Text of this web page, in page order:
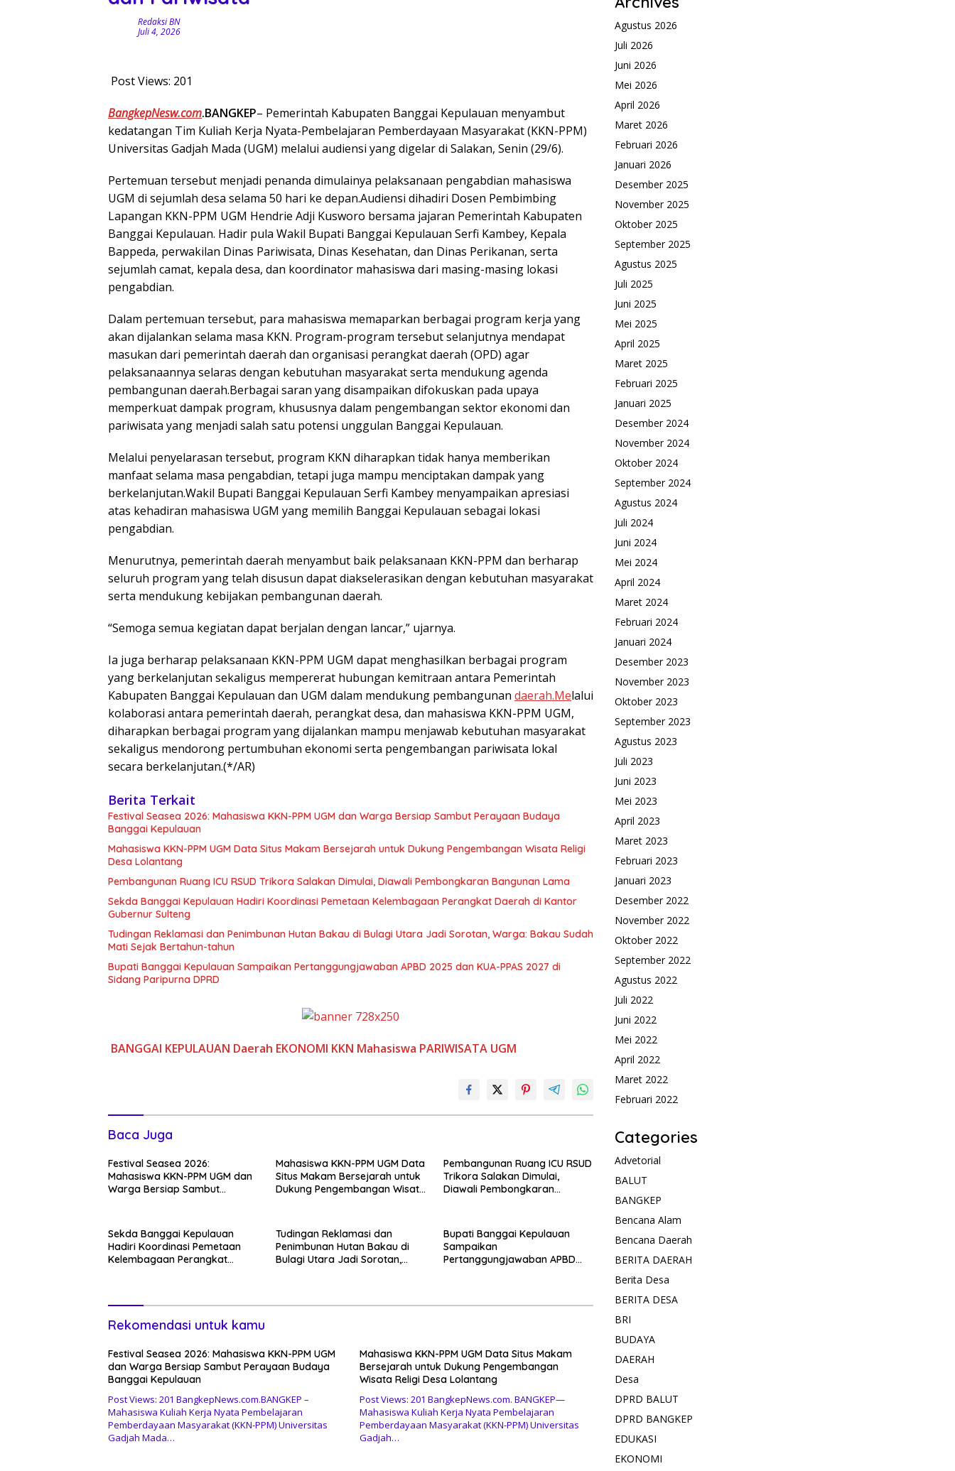
Redaksi BN
Juli 4, 2026
Post Views: 201
BangkepNesw.com.BANGKEP– Pemerintah Kabupaten Banggai Kepulauan menyambut
kedatangan Tim Kuliah Kerja Nyata-Pembelajaran Pemberdayaan Masyarakat (KKN-PPM)
Universitas Gadjah Mada (UGM) melalui audiensi yang digelar di Salakan, Senin (29/6).
Pertemuan tersebut menjadi penanda dimulainya pelaksanaan pengabdian mahasiswa
UGM di sejumlah desa selama 50 hari ke depan.Audiensi dihadiri Dosen Pembimbing
Lapangan KKN-PPM UGM Hendrie Adji Kusworo bersama jajaran Pemerintah Kabupaten
Banggai Kepulauan. Hadir pula Wakil Bupati Banggai Kepulauan Serfi Kambey, Kepala
Bappeda, perwakilan Dinas Pariwisata, Dinas Kesehatan, dan Dinas Perikanan, serta
sejumlah camat, kepala desa, dan koordinator mahasiswa dari masing-masing lokasi
pengabdian.
Dalam pertemuan tersebut, para mahasiswa memaparkan berbagai program kerja yang
akan dijalankan selama masa KKN. Program-program tersebut selanjutnya mendapat
masukan dari pemerintah daerah dan organisasi perangkat daerah (OPD) agar
pelaksanaannya selaras dengan kebutuhan masyarakat serta mendukung agenda
pembangunan daerah.Berbagai saran yang disampaikan difokuskan pada upaya
memperkuat dampak program, khususnya dalam pengembangan sektor ekonomi dan
pariwisata yang menjadi salah satu potensi unggulan Banggai Kepulauan.
Melalui penyelarasan tersebut, program KKN diharapkan tidak hanya memberikan
manfaat selama masa pengabdian, tetapi juga mampu menciptakan dampak yang
berkelanjutan.Wakil Bupati Banggai Kepulauan Serfi Kambey menyampaikan apresiasi
atas kehadiran mahasiswa UGM yang memilih Banggai Kepulauan sebagai lokasi
pengabdian.
Menurutnya, pemerintah daerah menyambut baik pelaksanaan KKN-PPM dan berharap
seluruh program yang telah disusun dapat diakselerasikan dengan kebutuhan masyarakat
serta mendukung kebijakan pembangunan daerah.
“Semoga semua kegiatan dapat berjalan dengan lancar,” ujarnya.
Ia juga berharap pelaksanaan KKN-PPM UGM dapat menghasilkan berbagai program
yang berkelanjutan sekaligus mempererat hubungan kemitraan antara Pemerintah
Kabupaten Banggai Kepulauan dan UGM dalam mendukung pembangunan daerah.Melalui
kolaborasi antara pemerintah daerah, perangkat desa, dan mahasiswa KKN-PPM UGM,
diharapkan berbagai program yang dijalankan mampu menjawab kebutuhan masyarakat
sekaligus mendorong pertumbuhan ekonomi serta pengembangan pariwisata lokal
secara berkelanjutan.(*/AR)
Berita Terkait
Festival Seasea 2026: Mahasiswa KKN-PPM UGM dan Warga Bersiap Sambut Perayaan Budaya
Banggai Kepulauan
Mahasiswa KKN-PPM UGM Data Situs Makam Bersejarah untuk Dukung Pengembangan Wisata Religi
Desa Lolantang
Pembangunan Ruang ICU RSUD Trikora Salakan Dimulai, Diawali Pembongkaran Bangunan Lama
Sekda Banggai Kepulauan Hadiri Koordinasi Pemetaan Kelembagaan Perangkat Daerah di Kantor
Gubernur Sulteng
Tudingan Reklamasi dan Penimbunan Hutan Bakau di Bulagi Utara Jadi Sorotan, Warga: Bakau Sudah
Mati Sejak Bertahun-tahun
Bupati Banggai Kepulauan Sampaikan Pertanggungjawaban APBD 2025 dan KUA-PPAS 2027 di
Sidang Paripurna DPRD
BANGGAI KEPULAUAN Daerah EKONOMI KKN Mahasiswa PARIWISATA UGM
Baca Juga
Festival Seasea 2026:
Mahasiswa KKN-PPM UGM dan
Warga Bersiap Sambut
Mahasiswa KKN-PPM UGM Data
Situs Makam Bersejarah untuk
Dukung Pengembangan Wisata
Pembangunan Ruang ICU RSUD
Trikora Salakan Dimulai,
Diawali Pembongkaran
Sekda Banggai Kepulauan
Hadiri Koordinasi Pemetaan
Kelembagaan Perangkat
Tudingan Reklamasi dan
Penimbunan Hutan Bakau di
Bulagi Utara Jadi Sorotan,
Bupati Banggai Kepulauan
Sampaikan
Pertanggungjawaban APBD
Rekomendasi untuk kamu
Festival Seasea 2026: Mahasiswa KKN-PPM UGM
dan Warga Bersiap Sambut Perayaan Budaya
Banggai Kepulauan
Post Views: 201 BangkepNews.com.BANGKEP –
Mahasiswa Kuliah Kerja Nyata Pembelajaran
Pemberdayaan Masyarakat (KKN-PPM) Universitas
Gadjah Mada…
Mahasiswa KKN-PPM UGM Data Situs Makam
Bersejarah untuk Dukung Pengembangan
Wisata Religi Desa Lolantang
Post Views: 201 BangkepNews.com. BANGKEP—
Mahasiswa Kuliah Kerja Nyata Pembelajaran
Pemberdayaan Masyarakat (KKN-PPM) Universitas
Gadjah…
Agustus 2026
Juli 2026
Juni 2026
Mei 2026
April 2026
Maret 2026
Februari 2026
Januari 2026
Desember 2025
November 2025
Oktober 2025
September 2025
Agustus 2025
Juli 2025
Juni 2025
Mei 2025
April 2025
Maret 2025
Februari 2025
Januari 2025
Desember 2024
November 2024
Oktober 2024
September 2024
Agustus 2024
Juli 2024
Juni 2024
Mei 2024
April 2024
Maret 2024
Februari 2024
Januari 2024
Desember 2023
November 2023
Oktober 2023
September 2023
Agustus 2023
Juli 2023
Juni 2023
Mei 2023
April 2023
Maret 2023
Februari 2023
Januari 2023
Desember 2022
November 2022
Oktober 2022
September 2022
Agustus 2022
Juli 2022
Juni 2022
Mei 2022
April 2022
Maret 2022
Februari 2022
Categories
Advetorial
BALUT
BANGKEP
Bencana Alam
Bencana Daerah
BERITA DAERAH
Berita Desa
BERITA DESA
BRI
BUDAYA
DAERAH
Desa
DPRD BALUT
DPRD BANGKEP
EDUKASI
EKONOMI